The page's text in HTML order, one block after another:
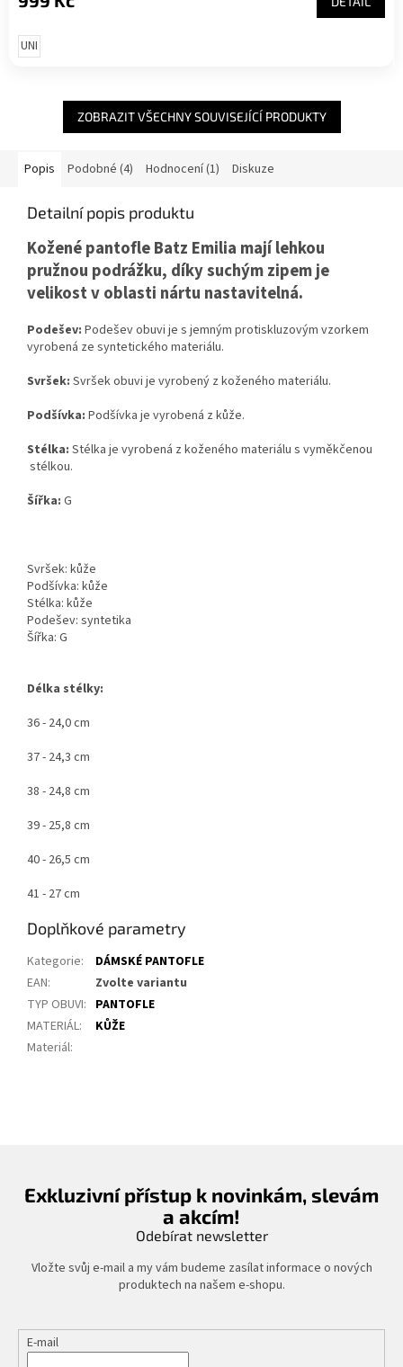
UNI
ZOBRAZIT VŠECHNY SOUVISEJÍCÍ PRODUKTY
Popis Podobné (4) Hodnocení (1) Diskuze
Detailní popis produktu
Kožené pantofle Batz Emilia mají lehkou
pružnou podrážku, díky suchým zipem je
velikost v oblasti nártu nastavitelná.
Podešev: Podešev obuvi je s jemným protiskluzovým vzorkem
vyrobená ze syntetického materiálu.
Svršek: Svršek obuvi je vyrobený z koženého materiálu.
Podšívka: Podšívka je vyrobená z kůže.
Stélka: Stélka je vyrobená z koženého materiálu s vyměkčenou
stélkou.
Šířka: G
Svršek: kůže
Podšívka: kůže
Stélka: kůže
Podešev: syntetika
Šířka: G
Délka stélky:
36 - 24,0 cm
37 - 24,3 cm
38 - 24,8 cm
39 - 25,8 cm
40 - 26,5 cm
41 - 27 cm
Doplňkové parametry
Kategorie:
DÁMSKÉ PANTOFLE
EAN:
Zvolte variantu
TYP OBUVI: PANTOFLE
MATERIÁL:
KŮŽE
Materiál:
Exkluzivní přístup k novinkám, slevám
a akcím!
Odebírat newsletter
Vložte svůj e-mail a my vám budeme zasílat informace o nových
produktech na našem e-shopu.
E-mail